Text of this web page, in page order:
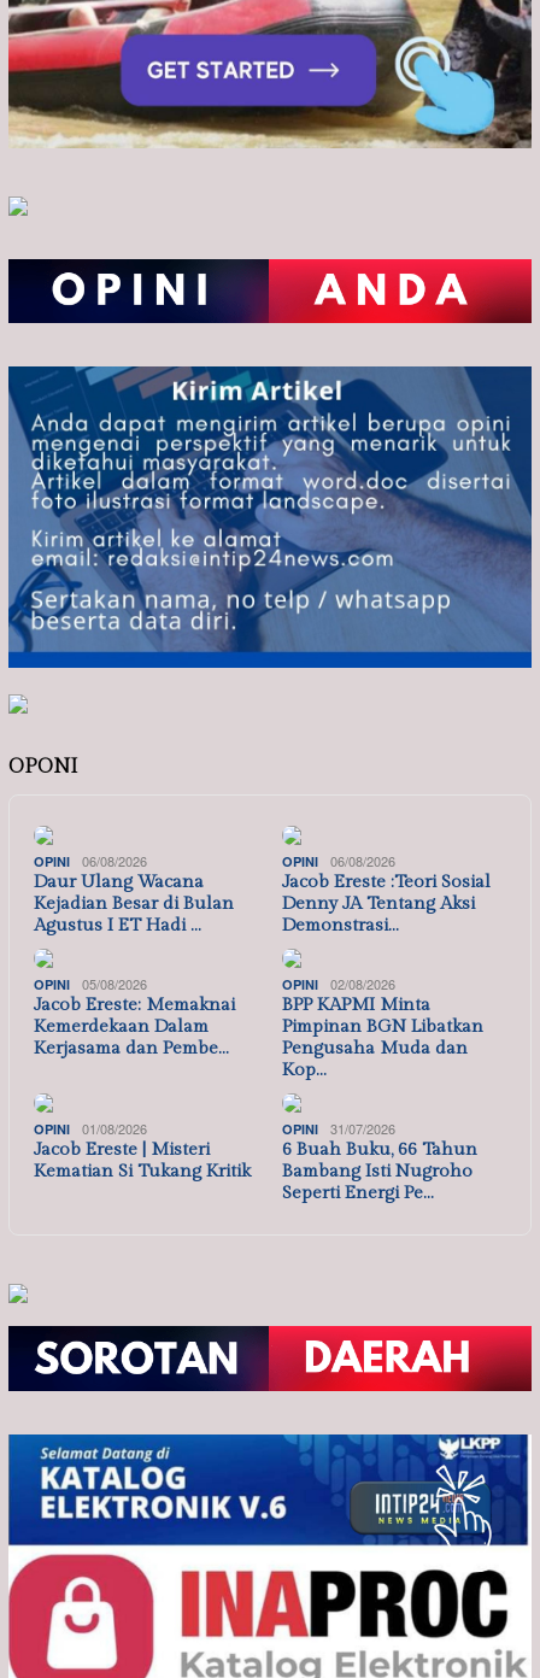
OPONI
OPINI 06/08/2026
Daur Ulang Wacana
Kejadian Besar di Bulan
Agustus I ET Hadi …
OPINI 06/08/2026
Jacob Ereste :Teori Sosial
Denny JA Tentang Aksi
Demonstrasi…
OPINI 05/08/2026
Jacob Ereste: Memaknai
Kemerdekaan Dalam
Kerjasama dan Pembe…
OPINI 02/08/2026
BPP KAPMI Minta
Pimpinan BGN Libatkan
Pengusaha Muda dan
Kop…
OPINI 01/08/2026
Jacob Ereste | Misteri
Kematian Si Tukang Kritik
OPINI 31/07/2026
6 Buah Buku, 66 Tahun
Bambang Isti Nugroho
Seperti Energi Pe…